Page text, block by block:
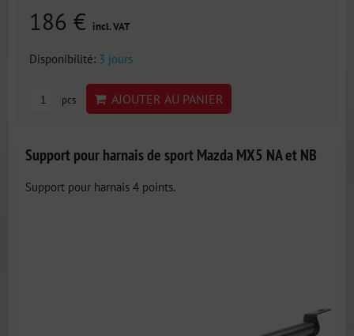
186 € incl. VAT
Disponibilité: 3 jours
pcs AJOUTER AU PANIER
Support pour harnais de sport Mazda MX5 NA et NB
Support pour harnais 4 points.